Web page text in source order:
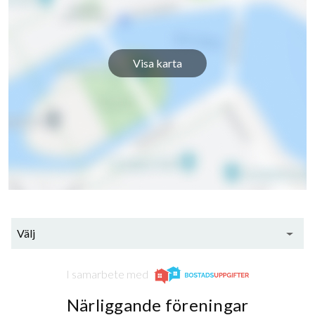
Visa karta
Välj
I samarbete med
Närliggande föreningar